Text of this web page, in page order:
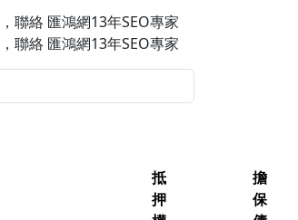
，聯絡 匯鴻網13年SEO專家
，聯絡 匯鴻網13年SEO專家
抵
押
擔
保